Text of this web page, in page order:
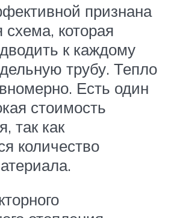
признана
схема, которая
к каждому
трубу. Тепло
Есть один
стоимость
так как
количество